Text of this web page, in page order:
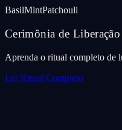
BasilMintPatchouli
Cerimônia de
Aprenda o ritual completo de
Ler Ritual Completo